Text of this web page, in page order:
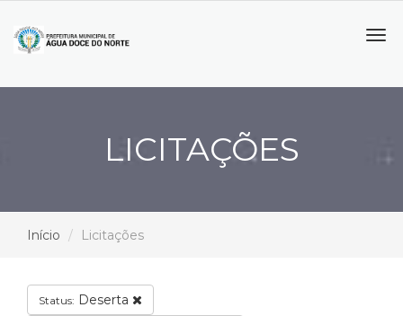
LICITAÇÕES
Início Licitações
Status: Deserta